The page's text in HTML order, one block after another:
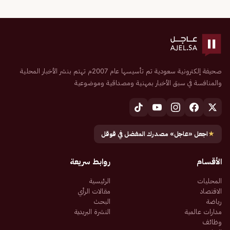
صحيفة إلكترونية سعودية تم تأسيسها عام 2007م تهتم بنشر الأخبار المحلية
والمنافسة في سبق الأخبار بمهنية ومصداقية وموضوعية
★اجعل «عاجل» مصدرك المفضل في قوقل
الأقسام
المحليات
الاقتصاد
رياضة
مدارات عالمية
وظائف
روابط سريعة
الرئيسية
مقالات الرأي
البحث
النشرة البريدية